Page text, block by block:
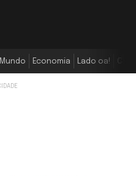
Mundo Economia Lado oa!